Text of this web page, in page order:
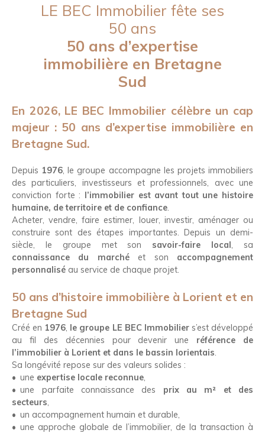
LE BEC Immobilier fête ses
50 ans
50 ans d’expertise
immobilière en Bretagne
Sud
En 2026, LE BEC Immobilier célèbre un cap
majeur : 50 ans d’expertise immobilière en
Bretagne Sud.
Depuis 1976, le groupe accompagne les projets immobiliers
des particuliers, investisseurs et professionnels, avec une
conviction forte : l’immobilier est avant tout une histoire
humaine, de territoire et de confiance.
Acheter, vendre, faire estimer, louer, investir, aménager ou
construire sont des étapes importantes. Depuis un demi-
siècle, le groupe met son savoir-faire local, sa
connaissance du marchéet son accompagnement
personnalisé au service de chaque projet.
50 ans d’histoire immobilière à Lorient et en
Bretagne Sud
Créé en 1976, le groupe LE BEC Immobiliers’est développé
au fil des décennies pour devenir une référence de
l’immobilier à Lorient et dans le bassin lorientais.
Sa longévité repose sur des valeurs solides :
une expertise locale reconnue,
une parfaite connaissance des prix au m² et des
secteurs,
un accompagnement humain et durable,
une approche globale de l’immobilier, de la transaction à